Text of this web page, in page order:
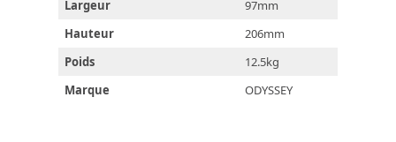
Largeur
97mm
Hauteur
206mm
Poids
12.5kg
Marque
ODYSSEY